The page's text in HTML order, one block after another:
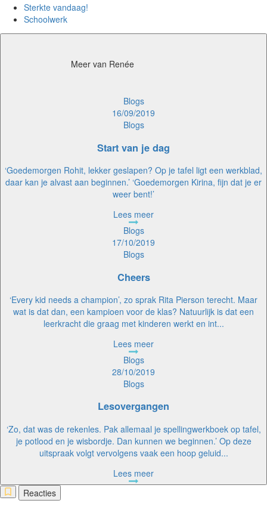
Sterkte vandaag!
Schoolwerk
Meer van Renée
16/09/2019
Blogs
Start van je dag
‘Goedemorgen Rohit, lekker geslapen? Op je tafel ligt een werkblad,
daar kan je alvast aan beginnen.’ ‘Goedemorgen Kirina, fijn dat je er
weer bent!’
Lees meer
17/10/2019
Blogs
Cheers
‘Every kid needs a champion’, zo sprak Rita Pierson terecht. Maar
wat is dat dan, een kampioen voor de klas? Natuurlijk is dat een
leerkracht die graag met kinderen werkt en int...
Lees meer
28/10/2019
Blogs
Lesovergangen
‘Zo, dat was de rekenles. Pak allemaal je spellingwerkboek op tafel,
je potlood en je wisbordje. Dan kunnen we beginnen.’ Op deze
uitspraak volgt vervolgens vaak een hoop geluid...
Lees meer
Reacties